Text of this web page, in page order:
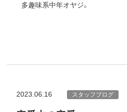
多趣味系中年オヤジ。
2023.06.16 スタッフブログ